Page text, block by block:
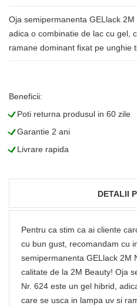
Oja semipermanenta GELlack
adica o combinatie de lac cu gel,
ramane dominant fixat pe unghie
Beneficii:
LPoti returna produsul in 60 zile
LGarantie 2 ani
LLivrare rapida
DETALII
Pentru ca stim ca ai cliente
cu bun gust, recomandam cu
semipermanenta GELlack 2M
calitate de la 2M Beauty! Oja
Nr. 624 este un gel hibrid,
care se usca in lampa uv si